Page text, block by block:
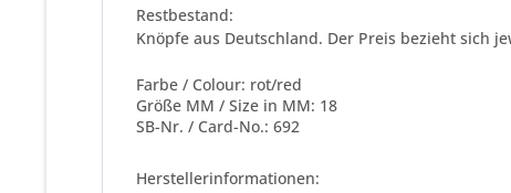
Restbestand:
Knöpfe aus Deutschland. Der Preis bezieht sich
Farbe / Colour: rot/red
Größe MM / Size in MM: 18
SB-Nr. / Card-No.: 692
Herstellerinformationen: